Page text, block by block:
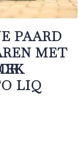
PAARD
MET
LIQ